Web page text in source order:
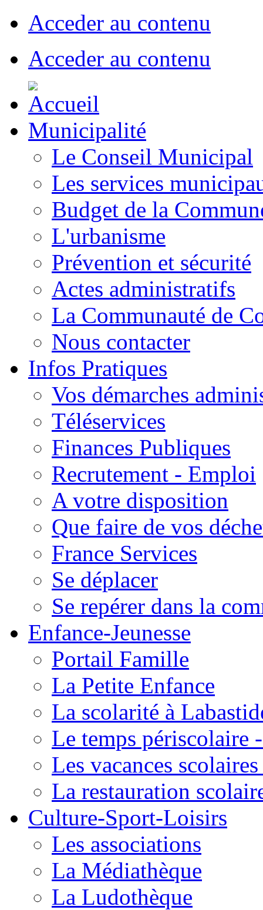
Acceder au contenu
Acceder au contenu
Municipalité
Le Conseil Municipal
Les services
Budget de la
L'urbanisme
Prévention et sécurité
Actes administratifs
La Communauté de
Nous contacter
Infos Pratiques
Vos démarches
Téléservices
Finances Publiques
Recrutement - Emploi
A votre disposition
Que faire de vos
France Services
Se déplacer
Se repérer dans la
Enfance-Jeunesse
Portail Famille
La Petite Enfance
La scolarité à
Le temps périscolaire
Les vacances
La restauration
Culture-Sport-Loisirs
Les associations
La Médiathèque
La Ludothèque